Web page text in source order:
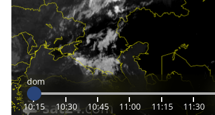
dom
10:15 10:30 10:45 11:00 11:15 11:30